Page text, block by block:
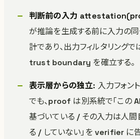
判断前の入力
が推論を生成する前に入力の
計であり、出力フィルタリング
trust boundary を確立する。
表示層からの独立: 入力フォン
でも、proof は別系統で「この
基づいている / その入力は人
る / していない」を verifier に告